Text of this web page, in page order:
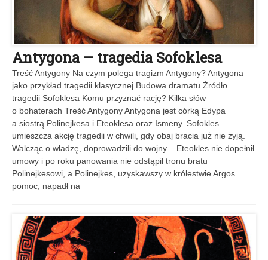
Antygona – tragedia Sofoklesa
Treść Antygony Na czym polega tragizm Antygony? Antygona
jako przykład tragedii klasycznej Budowa dramatu Źródło
tragedii Sofoklesa Komu przyznać rację? Kilka słów
o bohaterach Treść Antygony Antygona jest córką Edypa
a siostrą Polinejkesa i Eteoklesa oraz Ismeny. Sofokles
umieszcza akcję tragedii w chwili, gdy obaj bracia już nie żyją.
Walcząc o władzę, doprowadzili do wojny – Eteokles nie dopełnił
umowy i po roku panowania nie odstąpił tronu bratu
Polinejkesowi, a Polinejkes, uzyskawszy w królestwie Argos
pomoc, napadł na